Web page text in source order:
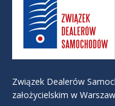
Związek Dealerów
założycielskim w